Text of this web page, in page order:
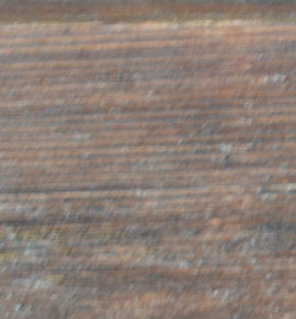
Direktverkauf sowie die
seitens des Betroffenen
auch auf elektronische
Form von E-Mails,
Messaging Service) und
anderen Typs zu.
Die User der Homepage
nach Einholung der
bereit gestellten E-Mail
Werbematerial, des
Marktforschungen oder
Demzufolge ist jegliche
gesetzeswidrige Verhalten